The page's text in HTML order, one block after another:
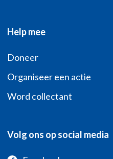
Help mee
Doneer
Organiseer een actie
Word collectant
Volg ons op social media